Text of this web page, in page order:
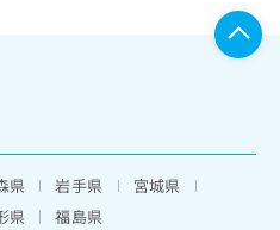
県 岩手県
宮城県
県
福島県